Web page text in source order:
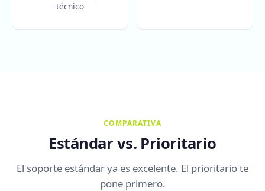
técnico
COMPARATIVA
Estándar vs. Prioritario
El soporte estándar ya es excelente. El prioritario te
pone primero.